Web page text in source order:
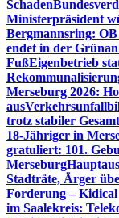
Schaden
Ministerpräsident
Bergmannsring:
endet in der
FußEigenbetrieb
Merseburg 2026:
aus
trotz stabiler
18-Jähriger in
gratuliert: 101.
Merseburg
Stadträte, Ärger
Forderung –
im Saalekreis: